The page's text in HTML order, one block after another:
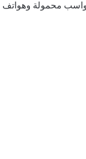
محمولة وهواتف